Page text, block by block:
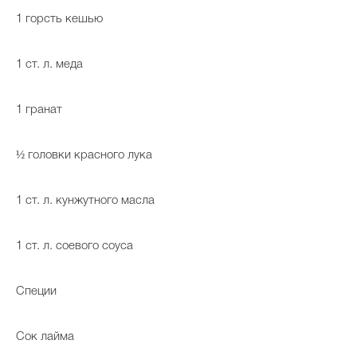
1 горсть кешью
1 ст. л. меда
1 гранат
½ головки красного лука
1 ст. л. кунжутного масла
1 ст. л. соевого соуса
Специи
Сок лайма